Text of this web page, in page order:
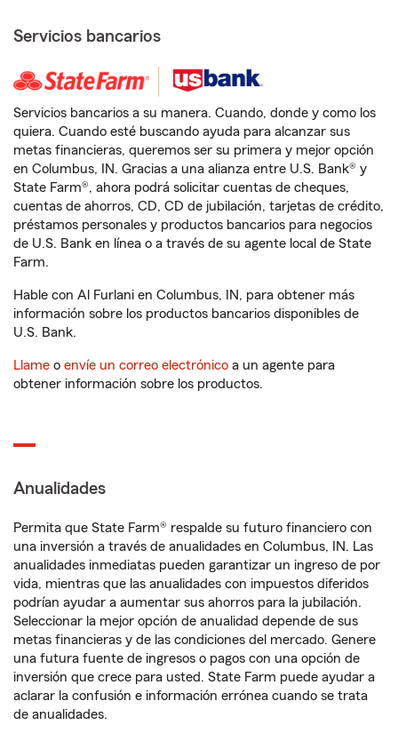
Servicios bancarios
Servicios bancarios a su manera. Cuando, donde y como los
quiera. Cuando esté buscando ayuda para alcanzar sus
metas financieras, queremos ser su primera y mejor opción
en Columbus, IN. Gracias a una alianza entre U.S. Bank® y
State Farm®, ahora podrá solicitar cuentas de cheques,
cuentas de ahorros, CD, CD de jubilación, tarjetas de crédito,
préstamos personales y productos bancarios para negocios
de U.S. Bank en línea o a través de su agente local de State
Farm.
Hable con Al Furlani en Columbus, IN, para obtener más
información sobre los productos bancarios disponibles de
U.S. Bank.
Llame o envíe un correo electrónico a un agente para
obtener información sobre los productos.
Anualidades
Permita que State Farm® respalde su futuro financiero con
una inversión a través de anualidades en Columbus, IN. Las
anualidades inmediatas pueden garantizar un ingreso de por
vida, mientras que las anualidades con impuestos diferidos
podrían ayudar a aumentar sus ahorros para la jubilación.
Seleccionar la mejor opción de anualidad depende de sus
metas financieras y de las condiciones del mercado. Genere
una futura fuente de ingresos o pagos con una opción de
inversión que crece para usted. State Farm puede ayudar a
aclarar la confusión e información errónea cuando se trata
de anualidades.